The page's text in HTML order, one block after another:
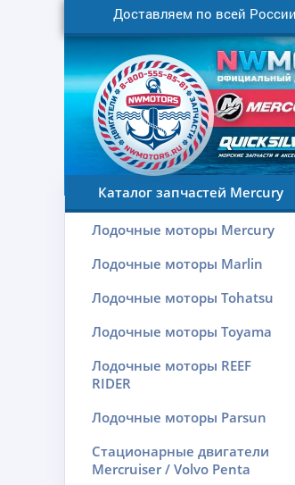
Доставляем по всей России
Каталог запчастей Mercury
Лодочные моторы Mercury
Лодочные моторы Marlin
Лодочные моторы Tohatsu
Лодочные моторы Toyama
Лодочные моторы REEF
RIDER
Лодочные моторы Parsun
Стационарные двигатели
Mercruiser / Volvo Penta